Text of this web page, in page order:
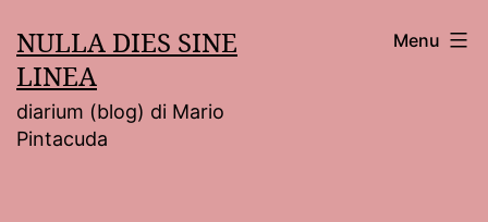
al
contenuto
NULLA DIES SINE
LINEA
diarium (blog) di Mario
Pintacuda
Menu